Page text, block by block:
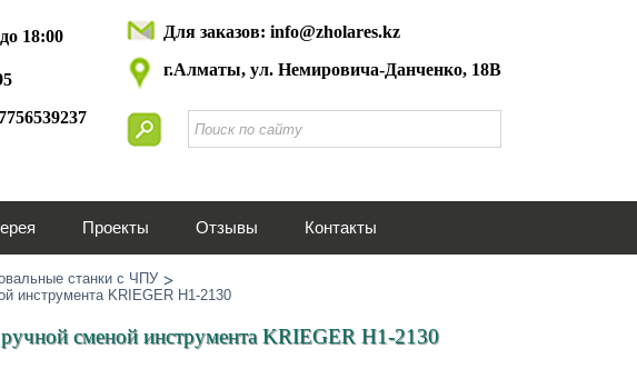
18:00
Для заказов: info@zholares.kz
г.Алматы, ул. Немировича-Данченко, 18В
Проекты Отзывы Контакты
станки с ЧПУ
инструмента KRIEGER H1-2130
сменой инструмента KRIEGER H1-2130